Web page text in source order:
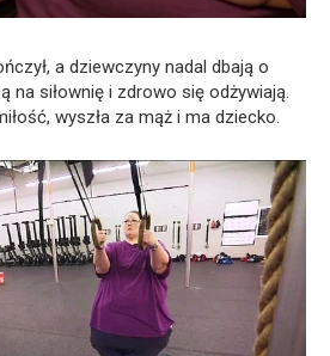
a dziewczyny nadal dbają o
na siłownię i zdrowo się odżywiają.
wyszła za mąż i ma dziecko.